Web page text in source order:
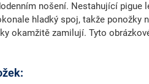
nošení. Nestahující pigue
hladký spoj, takže ponožky
okamžitě zamilují. Tyto